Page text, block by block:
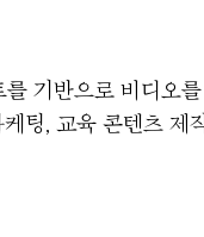
기반으로 비디오
팅, 교육 콘텐츠